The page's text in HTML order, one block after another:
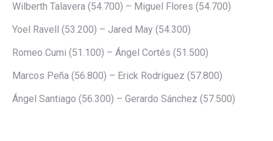
Wilberth Talavera (54.700) – Miguel Flores (54.700)
Yoel Ravell (53.200) – Jared May (54.300)
Romeo Cumi (51.100) – Ángel Cortés (51.500)
Marcos Peña (56.800) – Erick Rodríguez (57.800)
Ángel Santiago (56.300) – Gerardo Sánchez (57.500)